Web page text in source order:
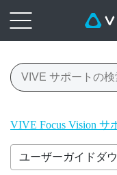
VIVE Focus Vision サ
ユーザーガイドダ